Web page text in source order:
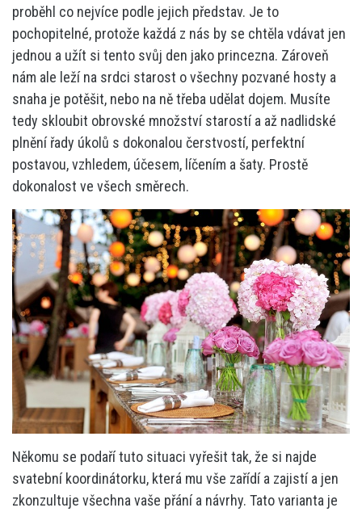
proběhl co nejvíce podle jejich představ. Je to
pochopitelné, protože každá z nás by se chtěla vdávat jen
jednou a užít si tento svůj den jako princezna. Zároveň
nám ale leží na srdci starost o všechny pozvané hosty a
snaha je potěšit, nebo na ně třeba udělat dojem. Musíte
tedy skloubit obrovské množství starostí a až nadlidské
plnění řady úkolů s dokonalou čerstvostí, perfektní
postavou, vzhledem, účesem, líčením a šaty. Prostě
dokonalost ve všech směrech.
Někomu se podaří tuto situaci vyřešit tak, že si najde
svatební koordinátorku, která mu vše zařídí a zajistí a jen
zkonzultuje všechna vaše přání a návrhy. Tato varianta je